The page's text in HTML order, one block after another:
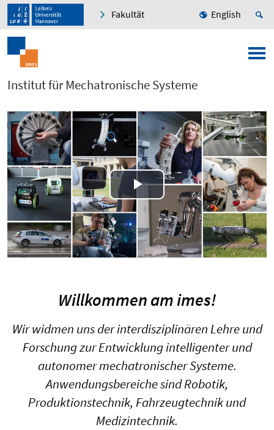
Fakultät English
Institut für Mechatronische Systeme
Play
Video
Willkommen am imes!
Wir widmen uns der interdisziplinären Lehre und
Forschung zur Entwicklung intelligenter und
autonomer mechatronischer Systeme.
Anwendungsbereiche sind Robotik,
Produktionstechnik, Fahrzeugtechnik und
Medizintechnik.